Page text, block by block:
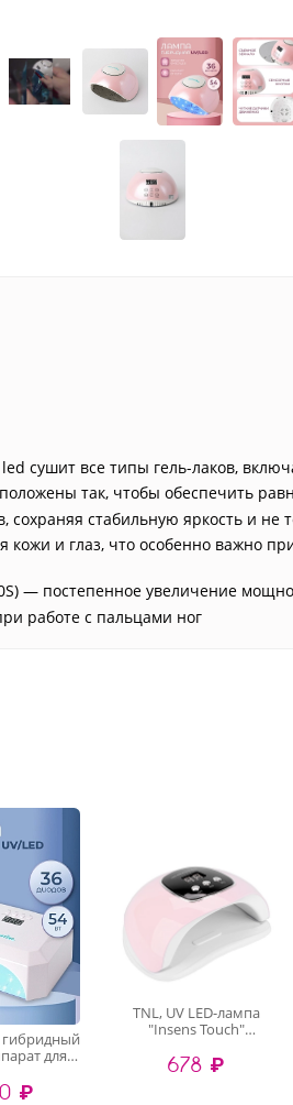
сушит все типы гель-лаков,
так, чтобы обеспечить
сохраняя стабильную яркость и не
кожи и глаз, что особенно важно
— постепенное увеличение
работе с пальцами ног
для
54Вт
₽
TNL, UV LED-лампа
"Insens Touch"
678 ₽